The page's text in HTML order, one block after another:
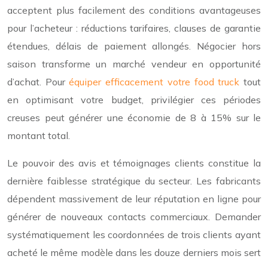
acceptent plus facilement des conditions avantageuses
pour l’acheteur : réductions tarifaires, clauses de garantie
étendues, délais de paiement allongés. Négocier hors
saison transforme un marché vendeur en opportunité
d’achat. Pouréquiper efficacement votre food truck tout
en optimisant votre budget, privilégier ces périodes
creuses peut générer une économie de 8 à 15% sur le
montant total.
Le pouvoir des avis et témoignages clients constitue la
dernière faiblesse stratégique du secteur. Les fabricants
dépendent massivement de leur réputation en ligne pour
générer de nouveaux contacts commerciaux. Demander
systématiquement les coordonnées de trois clients ayant
acheté le même modèle dans les douze derniers mois sert